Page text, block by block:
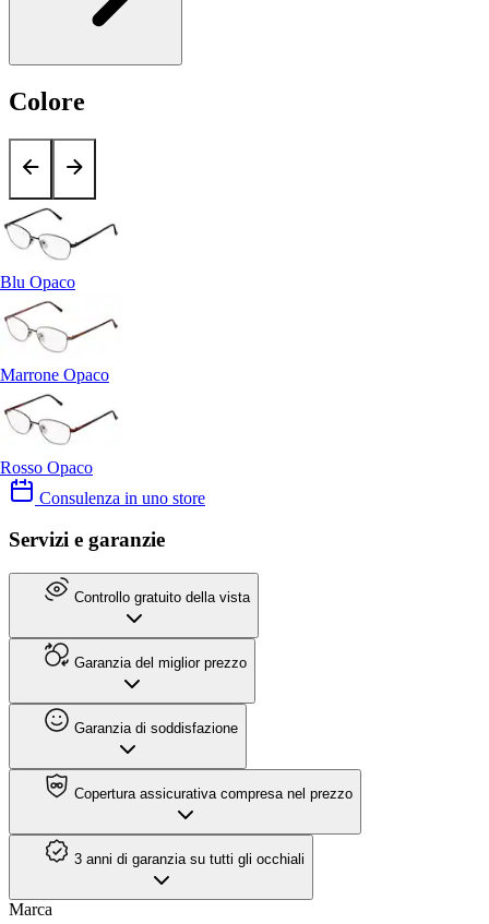
Colore
Blu Opaco
Marrone Opaco
Rosso Opaco
Consulenza in uno store
Servizi e garanzie
Controllo gratuito della vista
Garanzia del miglior prezzo
Garanzia di soddisfazione
Copertura assicurativa compresa nel prezzo
3 anni di garanzia su tutti gli occhiali
Marca